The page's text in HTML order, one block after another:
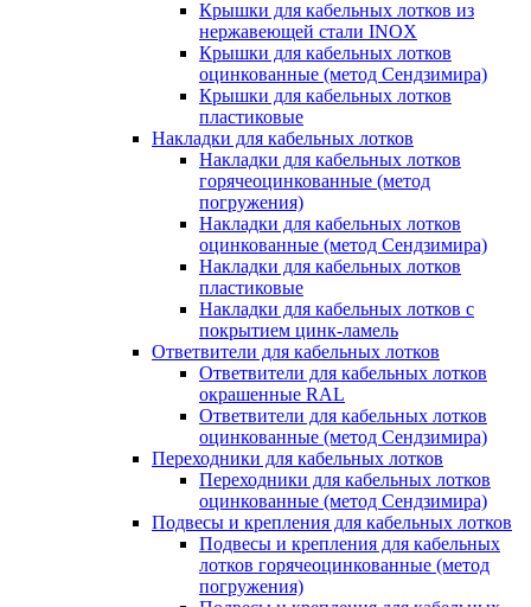
Крышки для кабельных лотков из
нержавеющей стали INOX
Крышки для кабельных лотков
оцинкованные (метод Сендзимира)
Крышки для кабельных лотков
пластиковые
Накладки для кабельных лотков
Накладки для кабельных лотков
горячеоцинкованные (метод
погружения)
Накладки для кабельных лотков
оцинкованные (метод Сендзимира)
Накладки для кабельных лотков
пластиковые
Накладки для кабельных лотков с
покрытием цинк-ламель
Ответвители для кабельных лотков
Ответвители для кабельных лотков
окрашенные RAL
Ответвители для кабельных лотков
оцинкованные (метод Сендзимира)
Переходники для кабельных лотков
Переходники для кабельных лотков
оцинкованные (метод Сендзимира)
Подвесы и крепления для кабельных лотков
Подвесы и крепления для кабельных
лотков горячеоцинкованные (метод
погружения)